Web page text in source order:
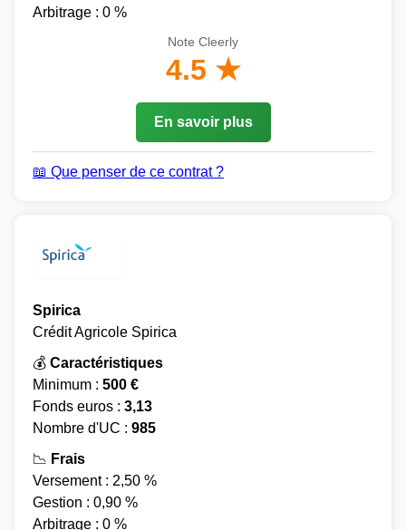
Arbitrage : 0 %
Note Cleerly
4.5 ★
En savoir plus
📖 Que penser de ce contrat ?
Spirica
Crédit Agricole Spirica
💰 Caractéristiques
Minimum : 500 €
Fonds euros : 3,13
Nombre d'UC : 985
📉 Frais
Versement : 2,50 %
Gestion : 0,90 %
Arbitrage : 0 %